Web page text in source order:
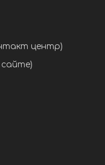
центр)
сайте)